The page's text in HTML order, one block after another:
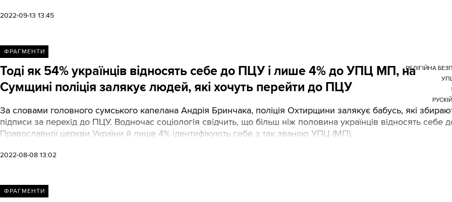
2022-09-13 13:45
ФРАГМЕНТИ
Тоді як 54% українців відносять себе до ПЦУ і лише 4% до УПЦ МП, на
Сумщині поліція залякує людей, які хочуть перейти до ПЦУ
За словами головного сумського капелана Андрія Бринчака, поліція Охтирщини залякує бабусь, які
підписи за перехід до ПЦУ. Водночас соціологія свідчить, що більш ніж половина українців відносять себе
Православної церкви України й лише 4% ідентифікують себе з так званою УПЦ (МП).
2022-08-08 13:02
РЕЛІГІЙНА
ФРАГМЕНТИ